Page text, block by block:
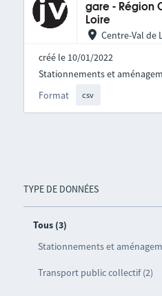
TYPE DE DONNÉES
Tous (3)
Stationnements et
Transport public collectif (2)
gare - Région
Loire
Centre-Val de
créé le 10/01/2022
Format csv
Stationnements et